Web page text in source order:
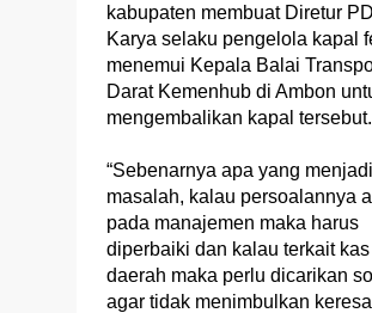
kabupaten membuat Diretur
Karya selaku pengelola kapal
menemui Kepala Balai
Darat Kemenhub di Ambon
mengembalikan kapal tersebut.
“Sebenarnya apa yang menjadi
masalah, kalau persoalannya
pada manajemen maka harus
diperbaiki dan kalau terkait kas
daerah maka perlu dicarikan
agar tidak menimbulkan